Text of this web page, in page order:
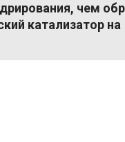
чем
катализатор на